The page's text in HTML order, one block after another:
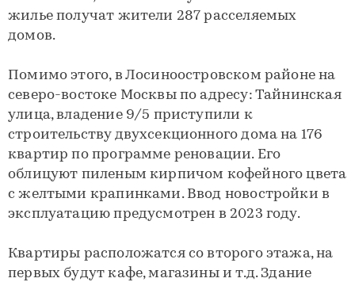
жилье получат жители 287 расселяемых
домов.
Помимо этого, в Лосиноостровском районе на
северо-востоке Москвы по адресу: Тайнинская
улица, владение 9/5 приступили к
строительству двухсекционного дома на 176
квартир по программе реновации. Его
облицуют пиленым кирпичом кофейного цвета
с желтыми крапинками. Ввод новостройки в
эксплуатацию предусмотрен в 2023 году.
Квартиры расположатся со второго этажа, на
первых будут кафе, магазины и т.д. Здание